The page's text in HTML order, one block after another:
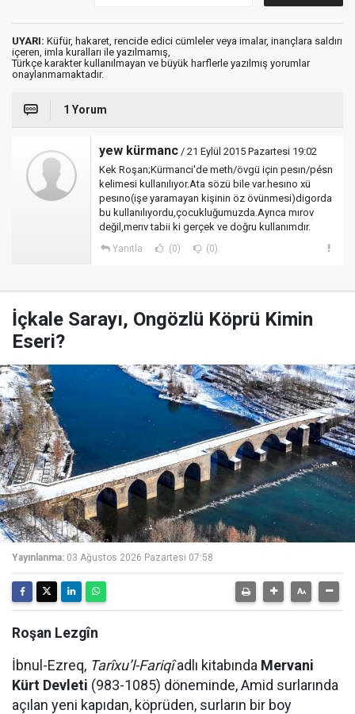
UYARI: Küfür, hakaret, rencide edici cümleler veya imalar, inançlara saldırı
içeren, imla kuralları ile yazılmamış,
Türkçe karakter kullanılmayan ve büyük harflerle yazılmış yorumlar
onaylanmamaktadır.
1 Yorum
yew kürmanc / 21 Eylül 2015 Pazartesi 19:02
Kek Roşan;Kürmanci'de meth/övgü için pesın/pésn
kelimesi kullanılıyor.Ata sözü bile var.hesıno xü
pesıno(işe yaramayan kişinin öz övünmesi)digorda
bu kullanılıyordu,çocukluğumuzda.Ayrıca mırov
değil,merıv tabii ki gerçek ve doğru kullanımdır.
Yanıtla (0) (0)
İçkale Sarayı, Ongözlü Köprü Kimin
Eseri?
Yayınlanma: 03 Ağustos 2026 Pazartesi 07:58
Roşan Lezgîn
İbnul-Ezreq, Tarîxu’l-Fariqîadlı kitabında Mervani
Kürt Devleti (983-1085) döneminde, Amid surlarında
açılan yeni kapıdan, köprüden, surların bir boy